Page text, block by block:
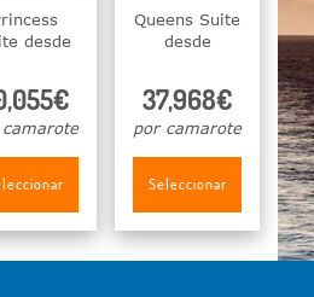
desde
Queens Suite
desde
37,968€
por camarote
Seleccionar